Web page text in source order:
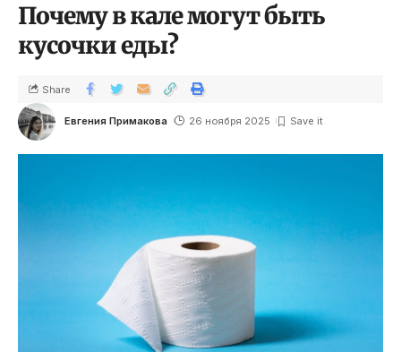
Почему в кале могут быть
кусочки еды?
Евгения Примакова 26 ноября 2025
Share